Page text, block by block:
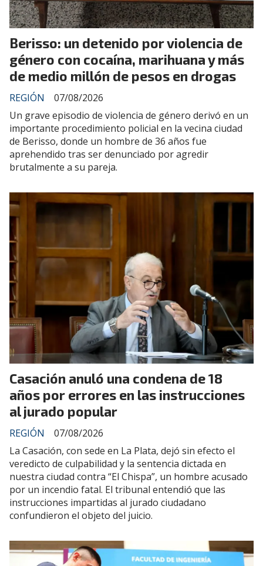
Berisso: un detenido por violencia de
género con cocaína, marihuana y más
de medio millón de pesos en drogas
REGIÓN
07/08/2026
Un grave episodio de violencia de género derivó en un
importante procedimiento policial en la vecina ciudad
de Berisso, donde un hombre de 36 años fue
aprehendido tras ser denunciado por agredir
brutalmente a su pareja.
Casación anuló una condena de 18
años por errores en las instrucciones
al jurado popular
REGIÓN
07/08/2026
La Casación, con sede en La Plata, dejó sin efecto el
veredicto de culpabilidad y la sentencia dictada en
nuestra ciudad contra “El Chispa”, un hombre acusado
por un incendio fatal. El tribunal entendió que las
instrucciones impartidas al jurado ciudadano
confundieron el objeto del juicio.